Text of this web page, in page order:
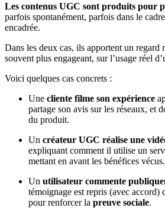
Les contenus UGC sont produits pour
parfois spontanément, parfois dans le
encadrée.
Dans les deux cas, ils apportent un regard
souvent plus engageant, sur l’usage réel
Voici quelques cas concrets :
Une cliente filme son expérience
partage son avis sur les réseaux, et
du produit.
Un créateur UGC réalise une
expliquant comment il utilise un
mettant en avant les bénéfices vécus.
Un utilisateur commente
témoignage est repris (avec accord)
pour renforcer la preuve sociale.